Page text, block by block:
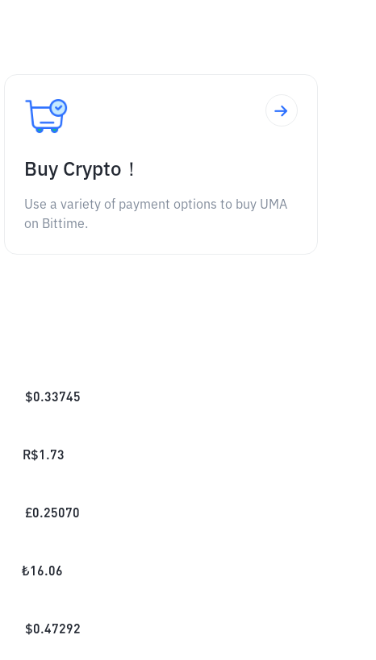
Buy Crypto！
Use a variety of payment options to buy UMA
on Bittime.
$0.33745
R$1.73
£0.25070
₺16.06
$0.47292